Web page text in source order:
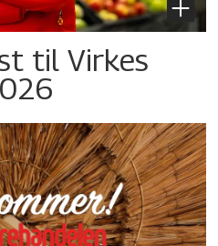
til Virkes